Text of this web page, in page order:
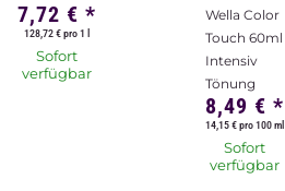
7,72 € *
128,72 € pro 1 l
Sofort
verfügbar
Wella Color
Touch 60ml
Intensiv
Tönung
8,49 € *
14,15 € pro 100 ml
Sofort
verfügbar